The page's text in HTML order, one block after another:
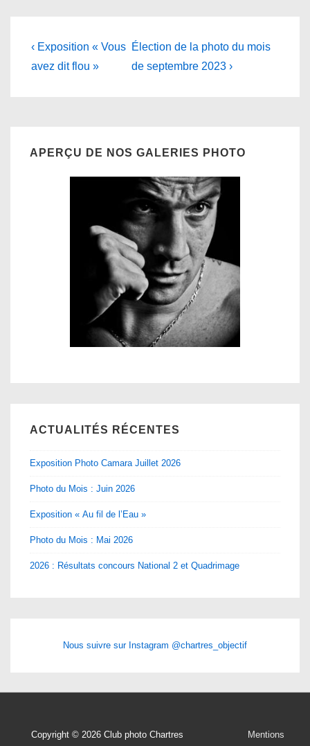
Navigation
de
Previous
Post
‹ Exposition « Vous
avez dit flou »
Next
Post
Élection de la photo du mois
de septembre 2023 ›
APERÇU DE NOS GALERIES PHOTO
ACTUALITÉS RÉCENTES
Exposition Photo Camara Juillet 2026
Photo du Mois : Juin 2026
Exposition « Au fil de l’Eau »
Photo du Mois : Mai 2026
2026 : Résultats concours National 2 et Quadrimage
Nous suivre sur Instagram @chartres_objectif
Copyright © 2026 Club photo Chartres
Menu
Mentions